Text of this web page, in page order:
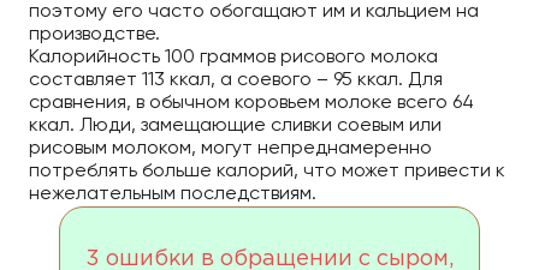
поэтому его часто обогащают им и кальцием на
производстве.
Калорийность 100 граммов рисового молока
составляет 113 ккал, а соевого – 95 ккал. Для
сравнения, в обычном коровьем молоке всего 64
ккал. Люди, замещающие сливки соевым или
рисовым молоком, могут непреднамеренно
потреблять больше калорий, что может привести к
нежелательным последствиям.
3 ошибки в обращении с сыром,